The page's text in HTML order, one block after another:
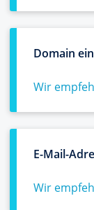
Domain
Wir
E-Mail-
Wir